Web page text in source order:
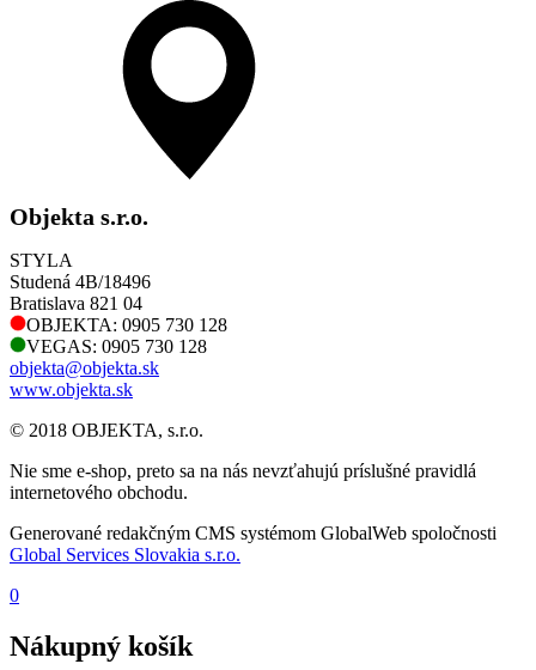
Objekta s.r.o.
STYLA
Studená 4B/18496
Bratislava 821 04
OBJEKTA: 0905 730 128
VEGAS: 0905 730 128
objekta@objekta.sk
www.objekta.sk
© 2018 OBJEKTA, s.r.o.
Nie sme e-shop, preto sa na nás nevzťahujú príslušné pravidlá
internetového obchodu.
Generované redakčným CMS systémom GlobalWeb spoločnosti
Global Services Slovakia s.r.o.
0
Nákupný košík